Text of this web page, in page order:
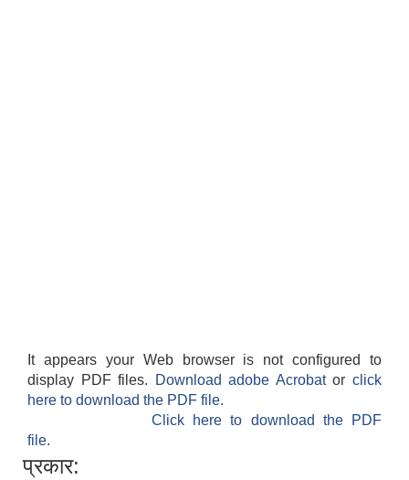
It appears your Web browser is not configured to
display PDF files.
Download adobe Acrobatorclick
here to download the PDF file.
Click here to download the PDF
file.
प्रकार: